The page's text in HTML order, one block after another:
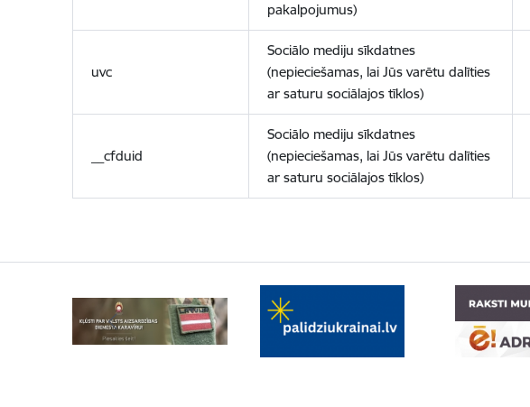
pakalpojumus)
uvc
Sociālo mediju sīkdatnes
(nepieciešamas, lai Jūs varētu dalīties
ar saturu sociālajos tīklos)
__cfduid
Sociālo mediju sīkdatnes
(nepieciešamas, lai Jūs varētu dalīties
ar saturu sociālajos tīklos)